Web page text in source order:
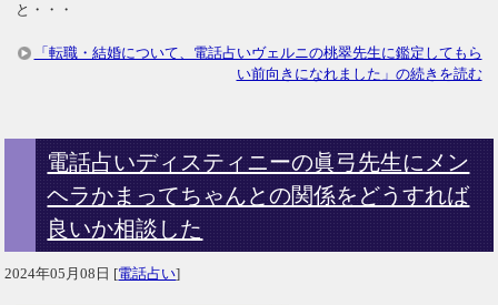
と・・・
「転職・結婚について、電話占いヴェルニの桃翠先生に鑑定してもら
い前向きになれました」の続きを読む
電話占いディスティニーの眞弓先生にメン
ヘラかまってちゃんとの関係をどうすれば
良いか相談した
2024年05月08日 [電話占い]